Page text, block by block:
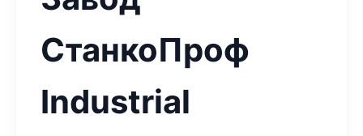
СтанкоПроф
Industrial